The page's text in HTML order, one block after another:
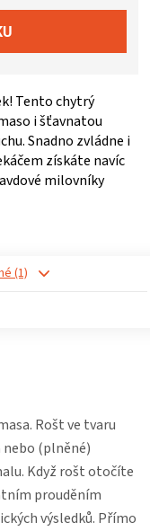
Tento chytrý
i šťavnatou
Snadno zvládne i
získáte navíc
milovníky
(1)
Rošt ve tvaru
nebo (plněné)
Když rošt otočíte
prouděním
výsledků. Přímo